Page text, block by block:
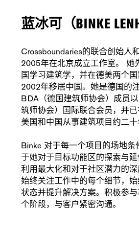
蓝冰可（BINKE
Crossboundaries的联合创始人
2005年在北京成立工作室。 她
国学习建筑学，并在德美两个
2002年移居中国。她是德国的
BDA（德国建筑师协会）成员
筑师协会）国际联合会员，并已
美国和中国从事建筑项目约二十
Binke 对于每一个项目的场地条
于她对于目标功能区的探索与
利用最大化和对于社区潜力的
始终关注工作中的每个细节，
状态并提升解决方案。积极参
个阶段，与客户紧密沟通。